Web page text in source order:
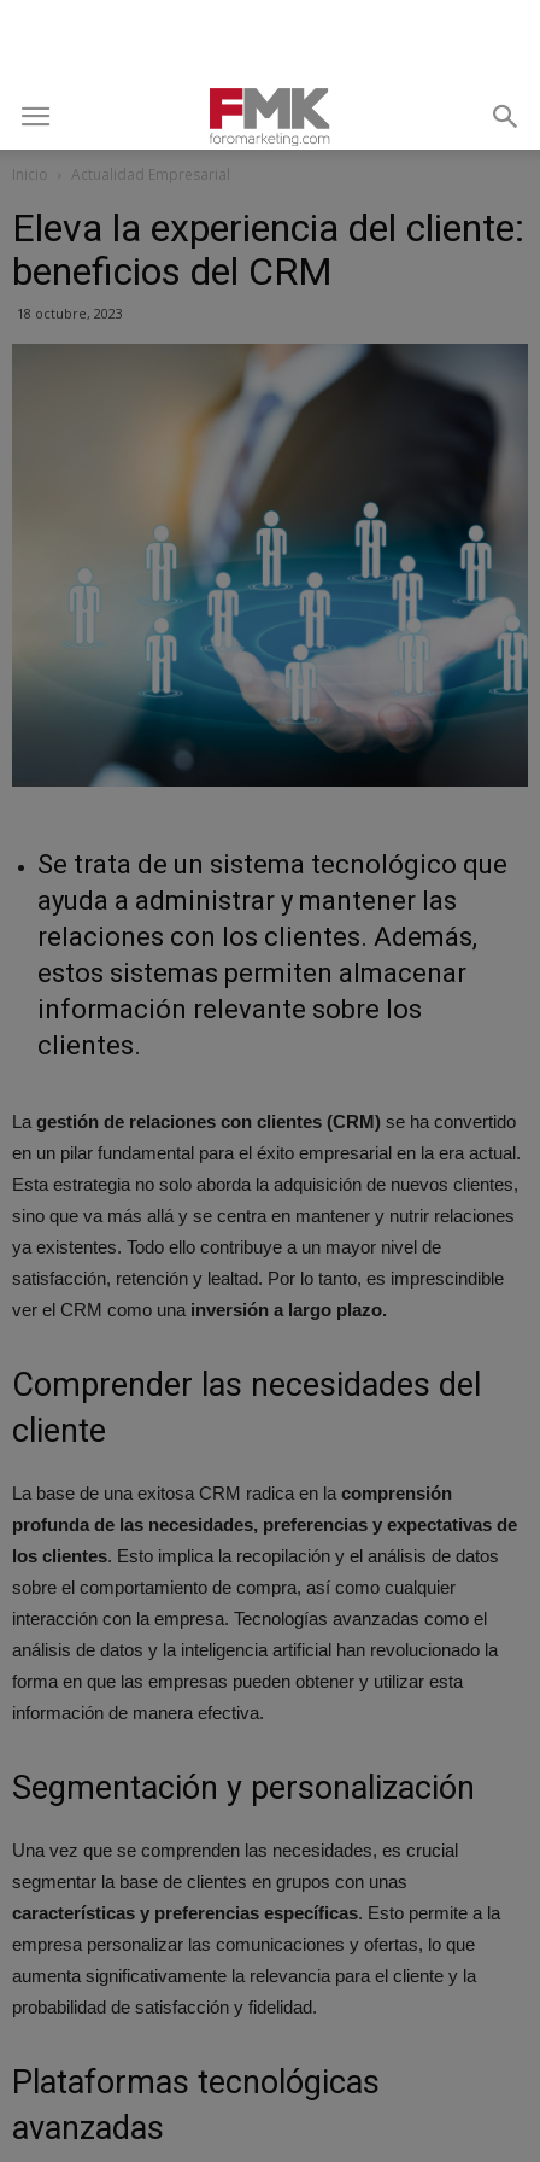
Inicio Actualidad Empresarial
Eleva la experiencia del cliente:
beneficios del CRM
18 octubre, 2023
Se trata de un sistema tecnológico que
ayuda a administrar y mantener las
relaciones con los clientes. Además,
estos sistemas permiten almacenar
información relevante sobre los
clientes.
La gestión de relaciones con clientes (CRM) se ha convertido
en un pilar fundamental para el éxito empresarial en la era actual.
Esta estrategia no solo aborda la adquisición de nuevos clientes,
sino que va más allá y se centra en mantener y nutrir relaciones
ya existentes. Todo ello contribuye a un mayor nivel de
satisfacción, retención y lealtad. Por lo tanto, es imprescindible
ver el CRM como una inversión a largo plazo.
Comprender las necesidades del
cliente
La base de una exitosa CRM radica en la comprensión
profunda de las necesidades, preferencias y expectativas de
los clientes. Esto implica la recopilación y el análisis de datos
sobre el comportamiento de compra, así como cualquier
interacción con la empresa. Tecnologías avanzadas como el
análisis de datos y la inteligencia artificial han revolucionado la
forma en que las empresas pueden obtener y utilizar esta
información de manera efectiva.
Segmentación y personalización
Una vez que se comprenden las necesidades, es crucial
segmentar la base de clientes en grupos con unas
características y preferencias específicas. Esto permite a la
empresa personalizar las comunicaciones y ofertas, lo que
aumenta significativamente la relevancia para el cliente y la
probabilidad de satisfacción y fidelidad.
Plataformas tecnológicas
avanzadas